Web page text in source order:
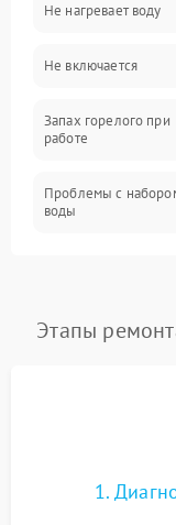
Программное
Не нагревает воду
Не включается
Запах горелого при
работе
Проблемы с
воды
Замена платы
Этапы
1.